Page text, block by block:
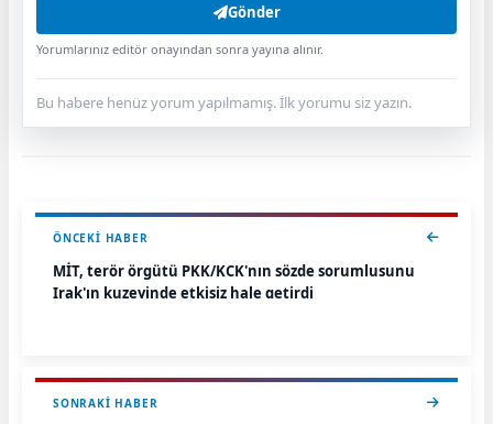
Gönder
Yorumlarınız editör onayından sonra yayına alınır.
Bu habere henüz yorum yapılmamış. İlk yorumu siz yazın.
ÖNCEKI HABER
MİT, terör örgütü PKK/KCK'nın sözde sorumlusunu
Irak'ın kuzeyinde etkisiz hale getirdi
SONRAKI HABER